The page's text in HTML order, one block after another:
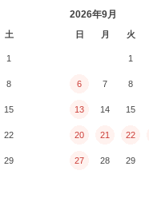
土
1
8
15
22
29
2026年9月
日 月 火
1
6 7 8
13 14 15
20 21 22
27 28 29